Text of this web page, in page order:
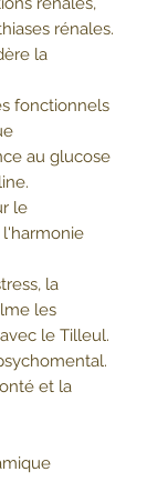
rénales.
la
fonctionnels
au glucose
le
la
les
le Tilleul.
et la